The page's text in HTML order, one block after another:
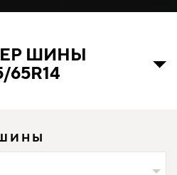
ШИНЫ
65R14